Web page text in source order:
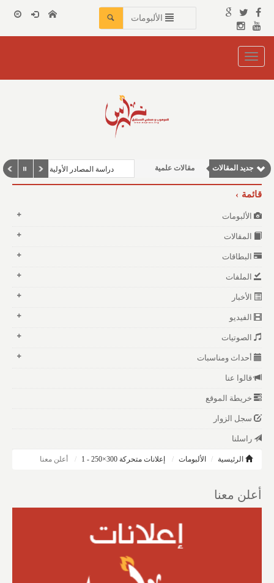
الألبومات
Toggle
navigation
جديد المقالات مقالات علمية
وطنية
دراسة المصادر الأولية للمؤرخين
قائمة
الألبومات
المقالات
البطاقات
الملفات
الأخبار
الفيديو
الصوتيات
أحداث ومناسبات
قالوا عنا
خريطة الموقع
سجل الزوار
راسلنا
الرئيسية الألبومات إعلانات متحركة 300×250 - 1 أعلن معنا
أعلن معنا